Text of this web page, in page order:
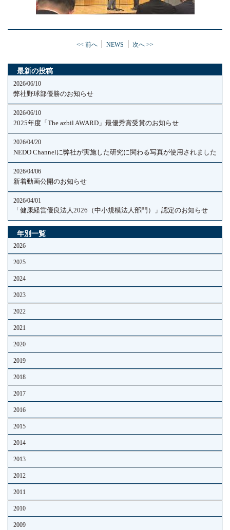
<< 前へ NEWS 次へ >>
最新の投稿
2026/06/10
弊社野球部優勝のお知らせ
2026/06/10
2025年度「The azbil AWARD」最優秀賞受賞のお知らせ
2026/04/20
NEDO Channelに弊社が実施した研究に関わる写真が使用されました
2026/04/06
新着動画公開のお知らせ
2026/04/01
「健康経営優良法人2026（中小規模法人部門）」認定のお知らせ
年別一覧
2026
2025
2024
2023
2022
2021
2020
2019
2018
2017
2016
2015
2014
2013
2012
2011
2010
2009